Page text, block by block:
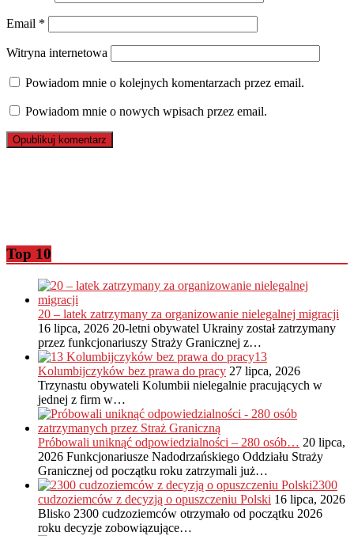
Email *
Witryna internetowa
Powiadom mnie o kolejnych komentarzach przez email.
Powiadom mnie o nowych wpisach przez email.
Top 10
20 – latek zatrzymany za organizowanie nielegalnej migracji
16 lipca, 2026 20-letni obywatel Ukrainy został zatrzymany
przez funkcjonariuszy Straży Granicznej z…
13
Kolumbijczyków bez prawa do pracy 27 lipca, 2026
Trzynastu obywateli Kolumbii nielegalnie pracujących w
jednej z firm w…
Próbowali uniknąć odpowiedzialności – 280 osób… 20 lipca,
2026 Funkcjonariusze Nadodrzańskiego Oddziału Straży
Granicznej od początku roku zatrzymali już…
2300
cudzoziemców z decyzją o opuszczeniu Polski 16 lipca, 2026
Blisko 2300 cudzoziemców otrzymało od początku 2026
roku decyzje zobowiązujące…